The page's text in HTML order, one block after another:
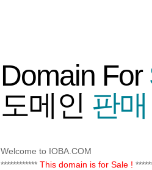
Domain For
도메인 판
Welcome to IOBA.COM
************ This domain is for Sale !